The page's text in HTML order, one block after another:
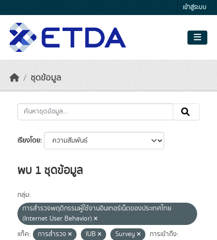
เข้าสู่ระบบ
ชุดข้อมูล
เรียงโดย
พบ 1 ชุดข้อมูล
กลุ่ม:
การสำรวจพฤติกรรมผู้ใช้งานอินเทอร์เน็ตของประเทศไทย
(Internet User Behavior)
แท็ค:
การสำรวจ IUB Survey
การเข้าถึง: